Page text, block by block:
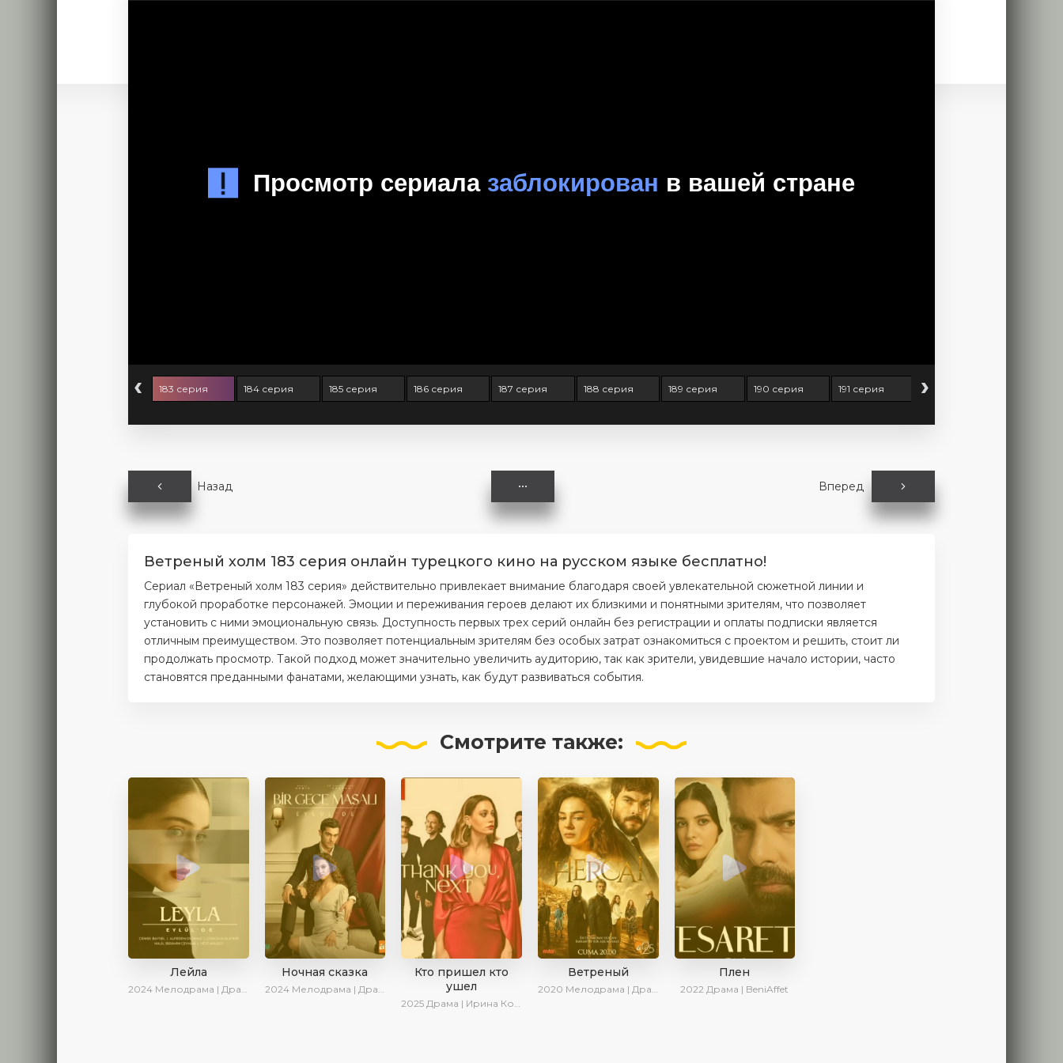
‹ 183 серия 184 серия 185 серия 186 серия 187 серия 188 серия 189 серия 190 серия 191 серия 192 серия
›
Назад Вперед
Ветреный холм 183 серия онлайн турецкого кино на русском языке бесплатно!
Сериал «Ветреный холм 183 серия» действительно привлекает внимание благодаря своей увлекательной сюжетной линии и
глубокой проработке персонажей. Эмоции и переживания героев делают их близкими и понятными зрителям, что позволяет
установить с ними эмоциональную связь. Доступность первых трех серий онлайн без регистрации и оплаты подписки является
отличным преимуществом. Это позволяет потенциальным зрителям без особых затрат ознакомиться с проектом и решить, стоит ли
продолжать просмотр. Такой подход может значительно увеличить аудиторию, так как зрители, увидевшие начало истории, часто
становятся преданными фанатами, желающими узнать, как будут развиваться события.
Смотрите также:
Лейла
2024 Мелодрама | Драма | Ирина Котова | AveTurk | AlisaDirilis | Сериалы 2024
Ночная сказка
2024 Мелодрама | Драма | Сериалы 2024
Кто пришел кто
ушел
2025 Драма | Ирина Котова | Новинки | Сериалы 2025
Ветреный
2020 Мелодрама | Драма | SesDizi | Ирина Котова | AveTurk
Плен
2022 Драма | BeniAffet